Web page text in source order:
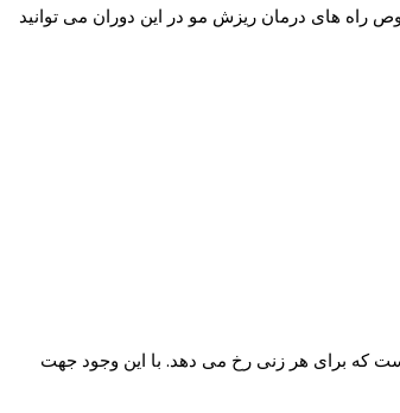
راه های درمان ریزش مو در این دوران می توانید
که برای هر زنی رخ می دهد. با این وجود جهت